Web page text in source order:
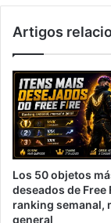
Artigos
Los 50 objetos
deseados de Free
ranking semanal,
general